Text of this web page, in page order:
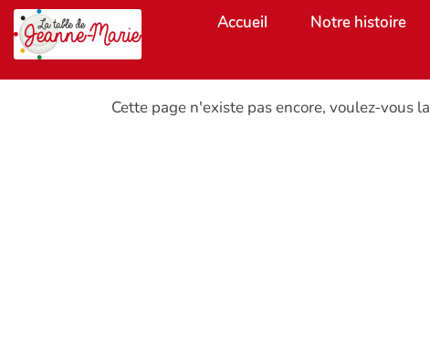
Aller au contenu principal Accueil Notre histoire
Cette page n'existe pas encore, voulez-vous la